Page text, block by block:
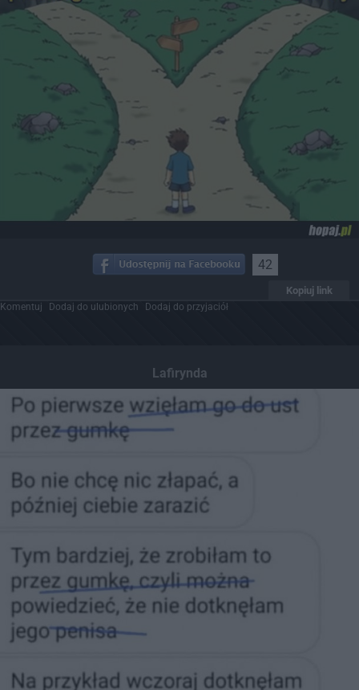
42
Kopiuj link
Komentuj Dodaj do ulubionych Dodaj do przyjaciół
Lafirynda